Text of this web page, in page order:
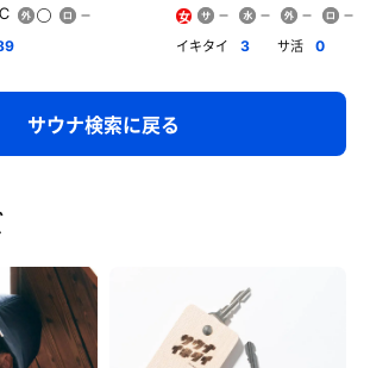
女
イキタイ 3 サ活 0
サウナ検索に戻る